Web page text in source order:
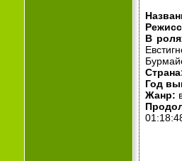
В
Год
Жанр: